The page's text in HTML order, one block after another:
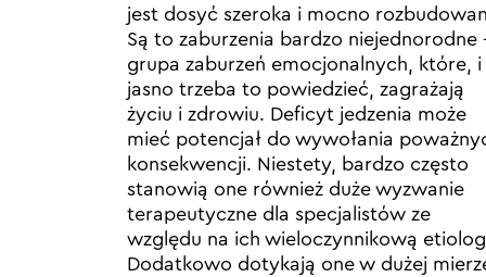
jest dosyć szeroka i mocno
Są to zaburzenia bardzo niejednorodne
grupa zaburzeń emocjonalnych, które,
jasno trzeba to powiedzieć, zagrażają
życiu i zdrowiu. Deficyt jedzenia może
mieć potencjał do wywołania
konsekwencji. Niestety, bardzo często
stanowią one również duże wyzwanie
terapeutyczne dla specjalistów ze
względu na ich wieloczynnikową
Dodatkowo dotykają one w dużej